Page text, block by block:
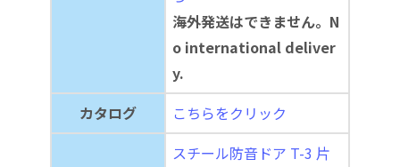
海外発送はできません。N
o international deliver
y.
カタログ
こちらをクリック
スチール防音ドア T-3 片